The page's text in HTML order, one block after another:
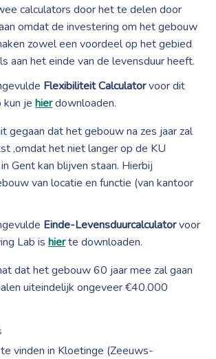
calculators door het te delen door
omdat de investering om het gebouw
zowel een voordeel op het gebied
aan het einde van de levensduur heeft.
Flexibiliteit Calculatorvoor dit
kun jehierdownloaden.
gegaan dat het gebouw na zes jaar zal
,omdat het niet langer op de KU
Gent kan blijven staan. Hierbij
van locatie en functie (van kantoor
Einde-Levensduurcalculatorvoor
Lab ishierte downloaden.
dat het gebouw 60 jaar mee zal gaan
uiteindelijk ongeveer €40.000
vinden in Kloetinge (Zeeuws-